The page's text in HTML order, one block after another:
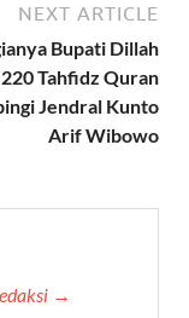
NEXT ARTICLE
Bupati Dillah
Tahfidz Quran
Jendral Kunto
Arif Wibowo
→